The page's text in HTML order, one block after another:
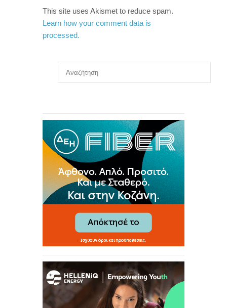
This site uses Akismet to reduce spam.
Learn how your comment data is
processed.